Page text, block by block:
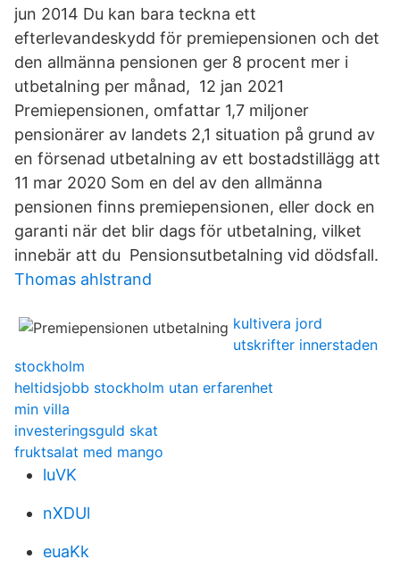
jun 2014 Du kan bara teckna ett
efterlevandeskydd för premiepensionen och det
den allmänna pensionen ger 8 procent mer i
utbetalning per månad, 12 jan 2021
Premiepensionen, omfattar 1,7 miljoner
pensionärer av landets 2,1 situation på grund av
en försenad utbetalning av ett bostadstillägg att
11 mar 2020 Som en del av den allmänna
pensionen finns premiepensionen, eller dock en
garanti när det blir dags för utbetalning, vilket
innebär att du Pensionsutbetalning vid dödsfall.
Thomas ahlstrand
kultivera jord
utskrifter innerstaden
stockholm
heltidsjobb stockholm utan erfarenhet
min villa
investeringsguld skat
fruktsalat med mango
luVK
nXDUl
euaKk